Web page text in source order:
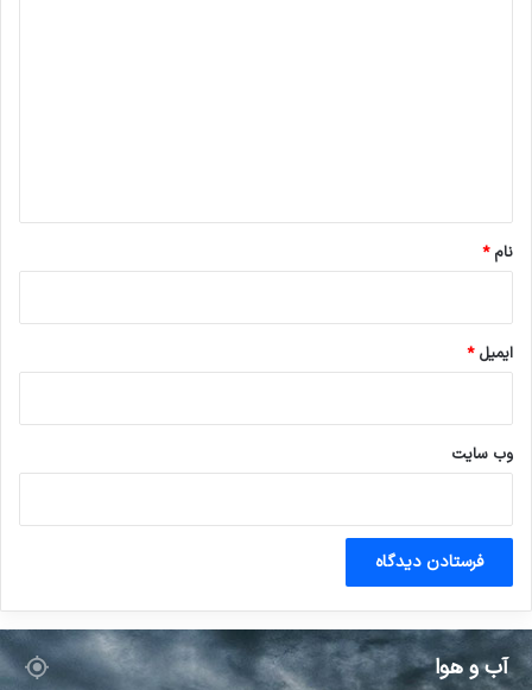
نام*
ایمیل*
وب‌ سایت
آب و هوا